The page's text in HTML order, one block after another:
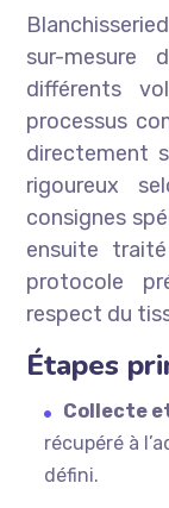
sur-mesure
différents
processus
directement
rigoureux
consignes
ensuite
protocole
respect du
Étapes
Collecte
récupéré à
défini.